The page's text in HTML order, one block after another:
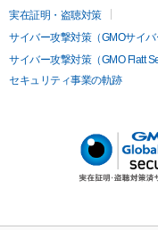
実在証明・盗聴対策
サイバー攻撃対策（GMOサイバ
サイバー攻撃対策（GMO Flatt
セキュリティ事業の軌跡